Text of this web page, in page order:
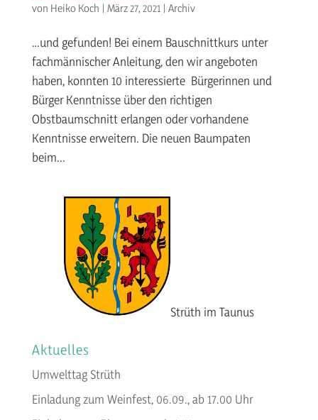
von Heiko Koch | März 27, 2021 | Archiv
…und gefunden! Bei einem Bauschnittkurs unter
fachmännischer Anleitung, den wir angeboten
haben, konnten 10 interessierte Bürgerinnen und
Bürger Kenntnisse über den richtigen
Obstbaumschnitt erlangen oder vorhandene
Kenntnisse erweitern. Die neuen Baumpaten
beim...
Strüth im Taunus
Aktuelles
Umwelttag Strüth
Einladung zum Weinfest, 06.09., ab 17.00 Uhr